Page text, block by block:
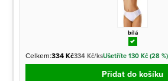
bílá
Celkem:334 Kč334 Kč/ksUšetříte 130 Kč (28 %)
Přidat do košíku